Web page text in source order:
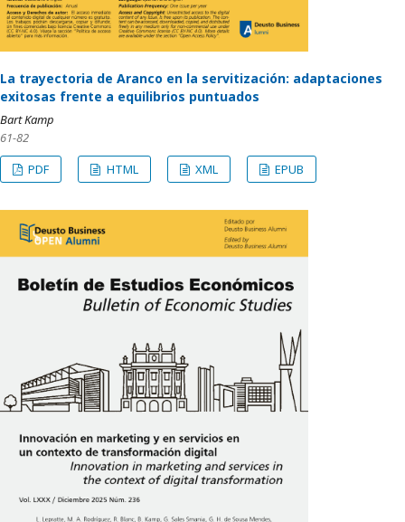
La trayectoria de Aranco en la servitización: adaptaciones
exitosas frente a equilibrios puntuados
Bart Kamp
61-82
PDF
HTML XML EPUB